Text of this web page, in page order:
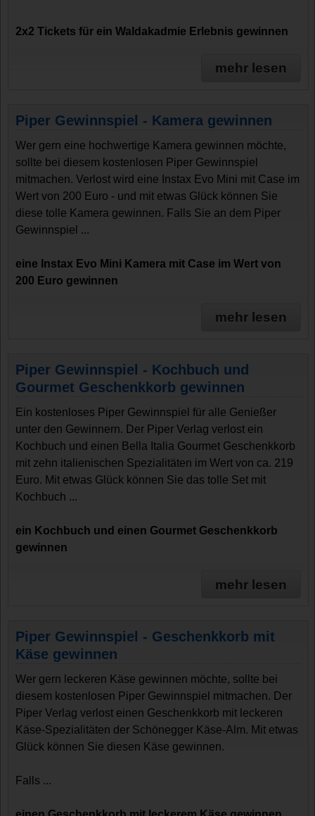
2x2 Tickets für ein Waldakadmie Erlebnis gewinnen
mehr lesen
Piper Gewinnspiel - Kamera gewinnen
Wer gern eine hochwertige Kamera gewinnen möchte,
sollte bei diesem kostenlosen Piper Gewinnspiel
mitmachen. Verlost wird eine Instax Evo Mini mit Case im
Wert von 200 Euro - und mit etwas Glück können Sie
diese tolle Kamera gewinnen. Falls Sie an dem Piper
Gewinnspiel ...
eine Instax Evo Mini Kamera mit Case im Wert von
200 Euro gewinnen
mehr lesen
Piper Gewinnspiel - Kochbuch und
Gourmet Geschenkkorb gewinnen
Ein kostenloses Piper Gewinnspiel für alle Genießer
unter den Gewinnern. Der Piper Verlag verlost ein
Kochbuch und einen Bella Italia Gourmet Geschenkkorb
mit zehn italienischen Spezialitäten im Wert von ca. 219
Euro. Mit etwas Glück können Sie das tolle Set mit
Kochbuch ...
ein Kochbuch und einen Gourmet Geschenkkorb
gewinnen
mehr lesen
Piper Gewinnspiel - Geschenkkorb mit
Käse gewinnen
Wer gern leckeren Käse gewinnen möchte, sollte bei
diesem kostenlosen Piper Gewinnspiel mitmachen. Der
Piper Verlag verlost einen Geschenkkorb mit leckeren
Käse-Spezialitäten der Schönegger Käse-Alm. Mit etwas
Glück können Sie diesen Käse gewinnen.
Falls ...